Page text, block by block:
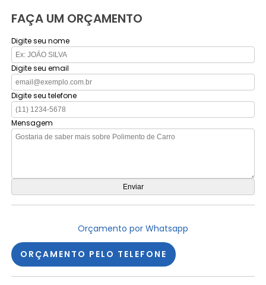
FAÇA UM ORÇAMENTO
Digite seu nome
Digite seu email
Digite seu telefone
Mensagem
Orçamento por Whatsapp
ORÇAMENTO PELO TELEFONE